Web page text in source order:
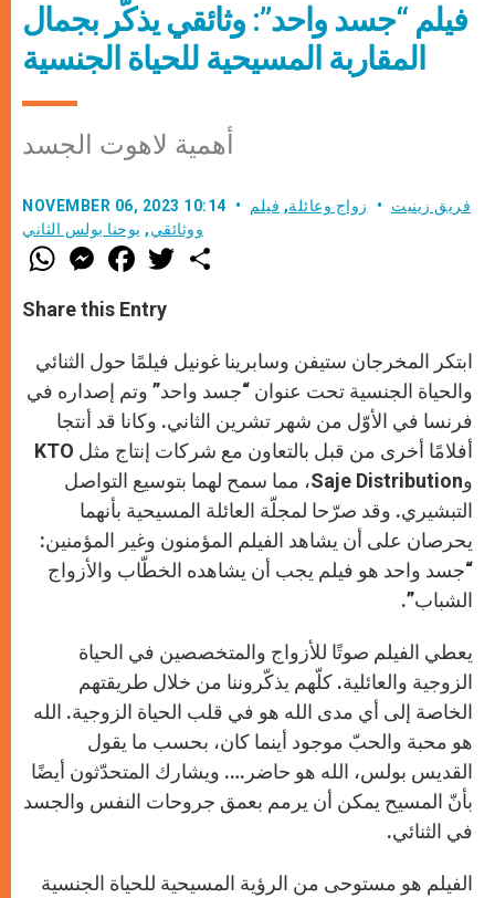
فيلم “جسد واحد”: وثائقي يذكّر بجمال
المقاربة المسيحية للحياة الجنسية
أهمية لاهوت الجسد
NOVEMBER 06, 2023 10:14 فريق زينيت زواج وعائلة, فيلم
ووثائقي, يوحنا بولس الثاني
W
h
t
s
p
p
M
e
s
e
g
e
r
F
a
e
b
o
k
T
w
r
Share this Entry
ابتكر المخرجان ستيفن وسابرينا غونيل فيلمًا حول الثنائي
والحياة الجنسية تحت عنوان “جسد واحد” وتم إصداره في
فرنسا في الأوّل من شهر تشرين الثاني. وكانا قد أنتجا
أفلامًا أخرى من قبل بالتعاون مع شركات إنتاج مثل KTO
وSaje Distribution، مما سمح لهما بتوسيع التواصل
التبشيري. وقد صرّحا لمجلّة العائلة المسيحية بأنهما
يحرصان على أن يشاهد الفيلم المؤمنون وغير المؤمنين:
“جسد واحد هو فيلم يجب أن يشاهده الخطّاب والأزواج
الشباب”.
يعطي الفيلم صوتًا للأزواج والمتخصصين في الحياة
الزوجية والعائلية. كلّهم يذكّروننا من خلال طريقتهم
الخاصة إلى أي مدى الله هو في قلب الحياة الزوجية. الله
هو محبة والحبّ موجود أينما كان، بحسب ما يقول
القديس بولس، الله هو حاضر…. ويشارك المتحدّثون أيضًا
بأنّ المسيح يمكن أن يرمم بعمق جروحات النفس والجسد
في الثنائي.
الفيلم هو مستوحى من الرؤية المسيحية للحياة الجنسية